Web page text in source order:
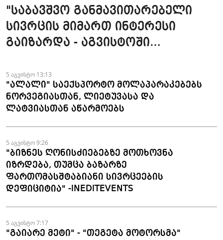
"საბავშვო განმავითარებელი
სივრცის მიმართ ინტერესი
გაიზარდა - აგვისტოში
დაჯავშნილია" - Kokito Kids Space
5 აგვისტო 13:13
"ალალი" საექსპორტო მოლაპარაკებებს
ნორვეგიასთან, ლიეტუვასა და
ლატვიასთან აწარმოებს
5 აგვისტო 9:26
"ბიზნეს ღონისძიებებზე მოთხოვნა
იზრდება, თუმცა ბაზარზე
ფართომასშტაბიანი სივრცეების
დეფიციტია" -INEDITEVENTS
5 აგვისტო 7:17
"გაიარე მეტი" - "თეგეტა მოტორსმა"